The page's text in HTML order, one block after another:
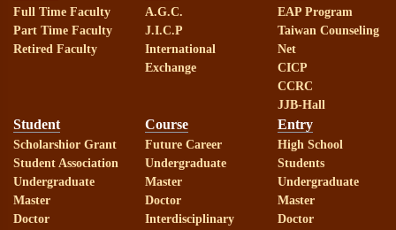
教育部113年教學實踐計畫補助
本系羅家玲教授榮獲教育
賀！ 本校謝麗紅教授、劉嘉吉
教授榮獲國科會113年研究計畫補助
Full Time Faculty
Part Time Faculty
Retired Faculty
A.G.C.
J.I.C.P
International
Exchange
EAP Program
Taiwan Counseling
Net
CICP
CCRC
JJB-Hall
Student
Scholarshior Grant
Student Association
Undergraduate
Master
Doctor
Course
Future Career
Undergraduate
Master
Doctor
Interdisciplinary
Entry
High School
Students
Undergraduate
Master
Doctor